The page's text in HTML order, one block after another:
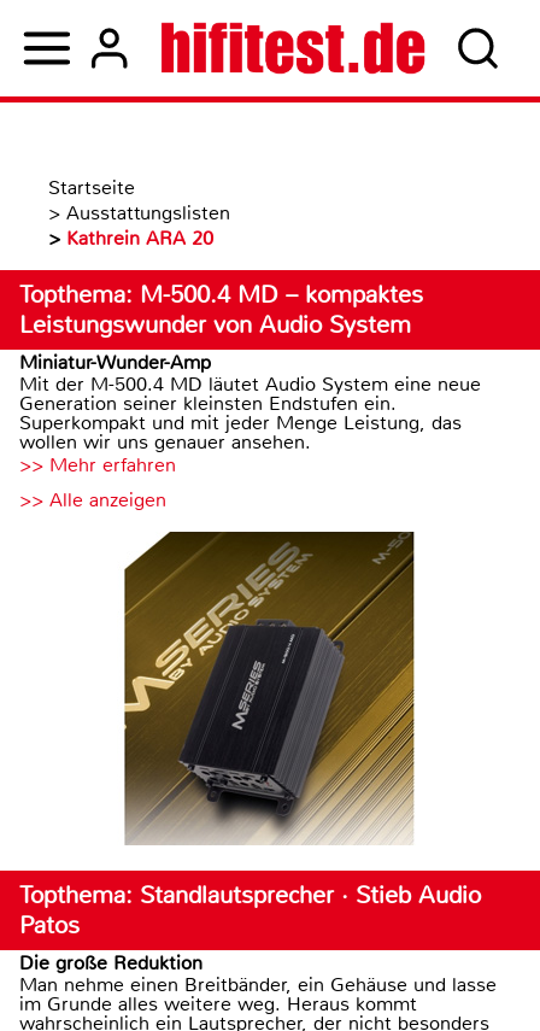
Startseite
> Ausstattungslisten
> Kathrein ARA 20
Topthema: M-500.4 MD – kompaktes
Leistungswunder von Audio System
Miniatur-Wunder-Amp
Mit der M-500.4 MD läutet Audio System eine neue
Generation seiner kleinsten Endstufen ein.
Superkompakt und mit jeder Menge Leistung, das
wollen wir uns genauer ansehen.
>> Mehr erfahren
>> Alle anzeigen
Topthema: Standlautsprecher · Stieb Audio
Patos
Die große Reduktion
Man nehme einen Breitbänder, ein Gehäuse und lasse
im Grunde alles weitere weg. Heraus kommt
wahrscheinlich ein Lautsprecher, der nicht besonders